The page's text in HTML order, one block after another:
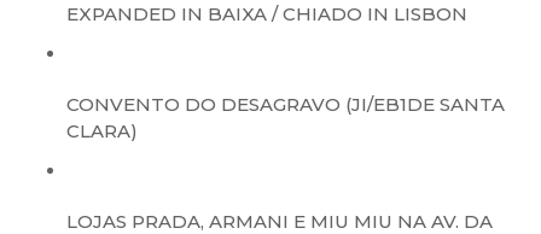
EXPANDED IN BAIXA / CHIADO IN LISBON
CONVENTO DO DESAGRAVO (JI/EB1DE SANTA
CLARA)
LOJAS PRADA, ARMANI E MIU MIU NA AV. DA